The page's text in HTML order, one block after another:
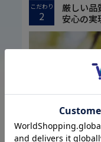
こだわり
2
厳しい品
安心の実
お客様に安心してお買い
ています。